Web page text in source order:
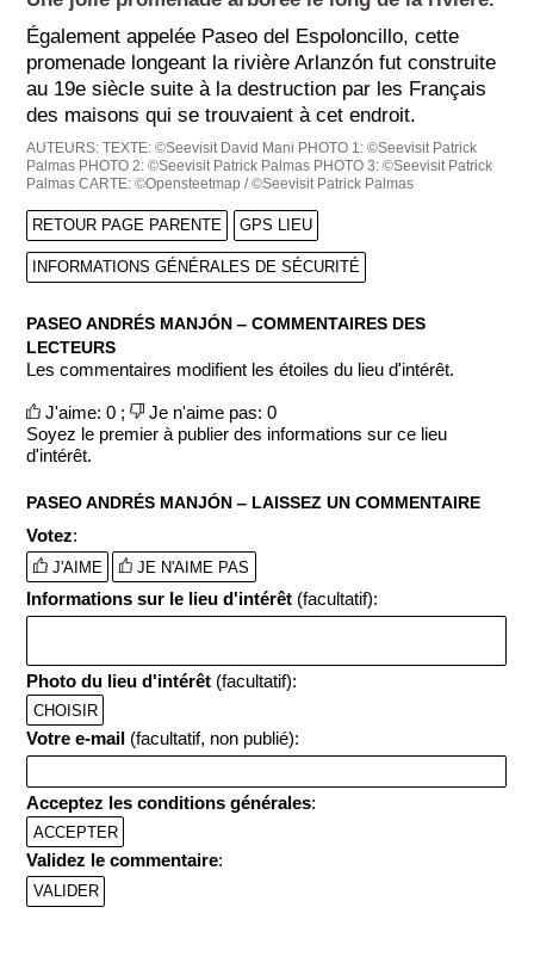
Également appelée Paseo del Espoloncillo, cette
promenade longeant la rivière Arlanzón fut construite
au 19e siècle suite à la destruction par les Français
des maisons qui se trouvaient à cet endroit.
AUTEURS:TEXTE: ©Seevisit David Mani PHOTO 1: ©Seevisit Patrick
Palmas PHOTO 2: ©Seevisit Patrick Palmas PHOTO 3: ©Seevisit Patrick
Palmas CARTE: ©Opensteetmap / ©Seevisit Patrick Palmas
RETOUR PAGE PARENTE GPS LIEU
INFORMATIONS GÉNÉRALES DE SÉCURITÉ
PASEO ANDRÉS MANJÓN ‒ COMMENTAIRES DES
LECTEURS
Les commentaires modifient les étoiles du lieu d'intérêt.
J'aime: 0 ;
Je n'aime pas: 0
Soyez le premier à publier des informations sur ce lieu
d'intérêt.
PASEO ANDRÉS MANJÓN ‒ LAISSEZ UN COMMENTAIRE
Votez:
J'AIME JE N'AIME PAS
Informations sur le lieu d'intérêt (facultatif):
Photo du lieu d'intérêt (facultatif):
CHOISIR
Votre e-mail (facultatif, non publié):
Acceptez les conditions générales:
ACCEPTER
Validez le commentaire: